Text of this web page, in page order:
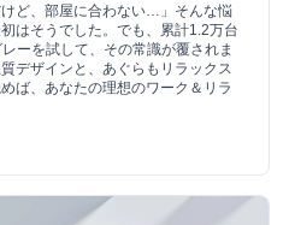
けど、部屋に合わない…」そんな悩
はそうでした。でも、累計1.2万台
ーを試して、その常識が覆されま
デザインと、あぐらもリラックス
ば、あなたの理想のワーク＆リラ